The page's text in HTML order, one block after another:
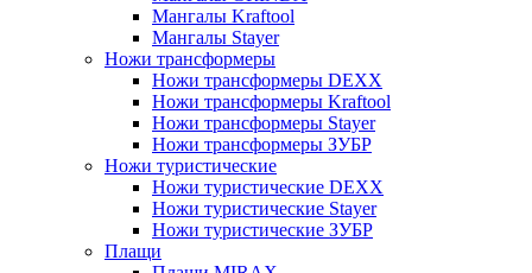
Мангалы Kraftool
Мангалы Stayer
Ножи трансформеры
Ножи трансформеры DEXX
Ножи трансформеры Kraftool
Ножи трансформеры Stayer
Ножи трансформеры ЗУБР
Ножи туристические
Ножи туристические DEXX
Ножи туристические Stayer
Ножи туристические ЗУБР
Плащи